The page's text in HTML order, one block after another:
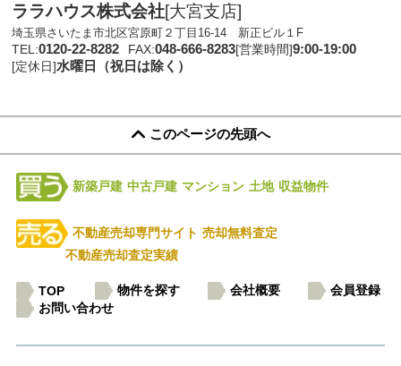
ララハウス株式会社[大宮支店]
埼玉県さいたま市北区宮原町２丁目16-14 新正ビル１F
TEL:0120-22-8282 FAX:048-666-8283[営業時間]9:00-19:00
[定休日]水曜日（祝日は除く）
このページの先頭へ
新築戸建 中古戸建 マンション 土地 収益物件
不動産売却専門サイト 売却無料査定
不動産売却査定実績
TOP 物件を探す 会社概要
会員登録
お問い合わせ